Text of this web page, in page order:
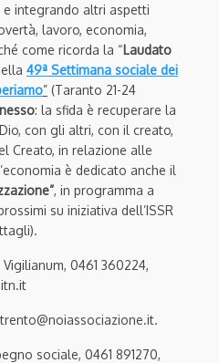
e integrando altri aspetti
lavoro, economia,
come ricorda la “Laudato
49ª Settimana sociale dei
” (Taranto 21-24
: la sfida è recuperare la
con gli altri, con il creato,
Creato, in relazione alle
è dedicato anche il
, in programma a
su iniziativa dell’ISSR
0461 360224,
sociale, 0461 891270,